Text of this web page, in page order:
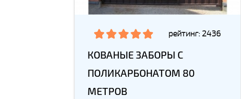
рейтинг: 2436
КОВАНЫЕ ЗАБОРЫ С
ПОЛИКАРБОНАТОМ 80
МЕТРОВ